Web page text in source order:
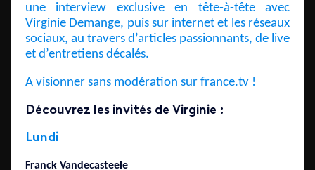
une interview exclusive en tête-à-tête avec
Virginie Demange, puis sur internet et les réseaux
sociaux, au travers d’articles passionnants, de live
et d’entretiens décalés.
A visionner sans modération sur france.tv !
Découvrez les invités de Virginie :
Lundi
Franck Vandecasteele